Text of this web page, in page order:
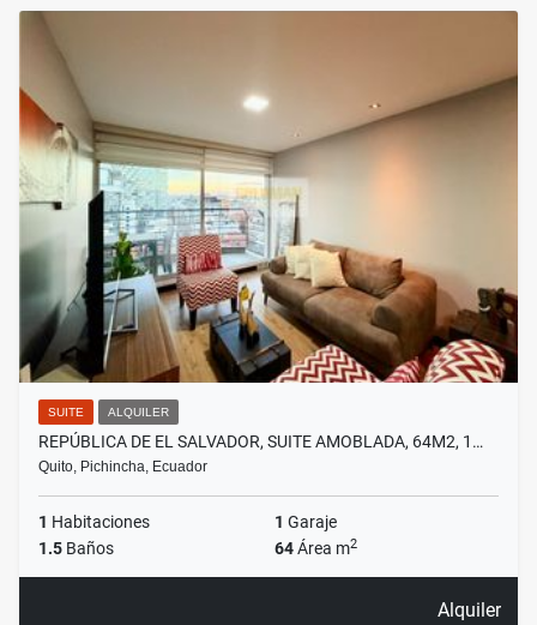
SUITE ALQUILER
REPÚBLICA DE EL SALVADOR, SUITE AMOBLADA, 64M2, 1…
Quito, Pichincha, Ecuador
1 Habitaciones 1 Garaje
1.5 Baños 64Área m2
Alquiler